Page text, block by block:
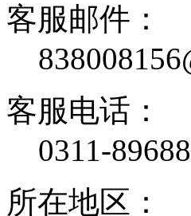
客服邮件：
客服电话：
0311-
所在地区：